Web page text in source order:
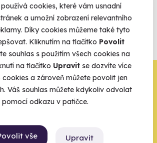
cookies, které vám usnadní
a umožní zobrazení relevantního
Díky cookies můžeme také tyto
Kliknutím na tlačítko Povolit
souhlas s použitím všech cookies na
na tlačítko Upravit se dozvíte více
a zároveň můžete povolit jen
Váš souhlas můžete kdykoliv odvolat
pomocí odkazu v patičce.
vše Upravit
Máme nejvyšší
z nabídky zážitkových
o pojištění
krok,
my
do světa, kde se žije naplno. Pojďte